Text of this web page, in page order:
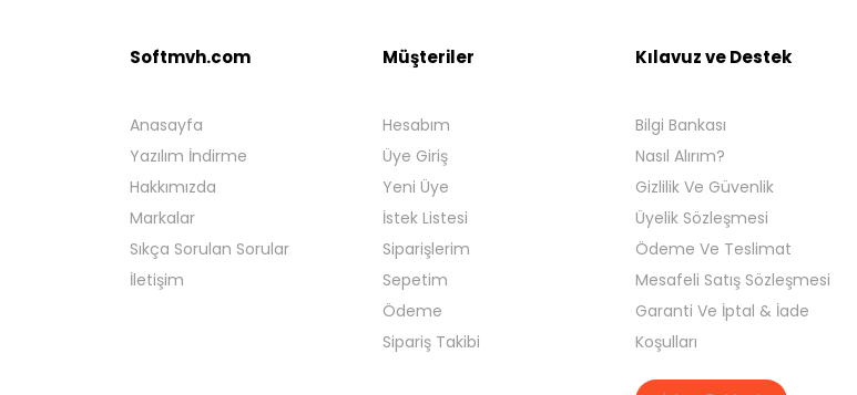
Softmvh.com
Anasayfa
Yazılım İndirme
Hakkımızda
Markalar
Sıkça Sorulan Sorular
İletişim
Müşteriler
Hesabım
Üye Giriş
Yeni Üye
İstek Listesi
Siparişlerim
Sepetim
Ödeme
Sipariş Takibi
Kılavuz ve Destek
Bilgi Bankası
Nasıl Alırım?
Gizlilik Ve Güvenlik
Üyelik Sözleşmesi
Ödeme Ve Teslimat
Mesafeli Satış Sözleşmesi
Garanti Ve İptal & İade
Koşulları